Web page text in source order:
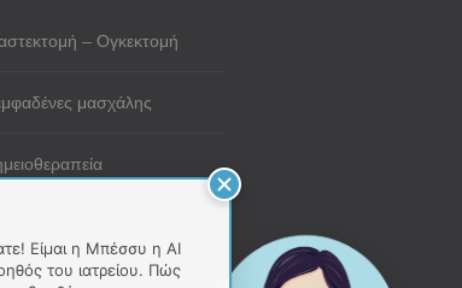
– Ογκεκτομή
μασχάλης
μαστού
Είμαι η Μπέσσυ η AI
του ιατρείου. Πώς